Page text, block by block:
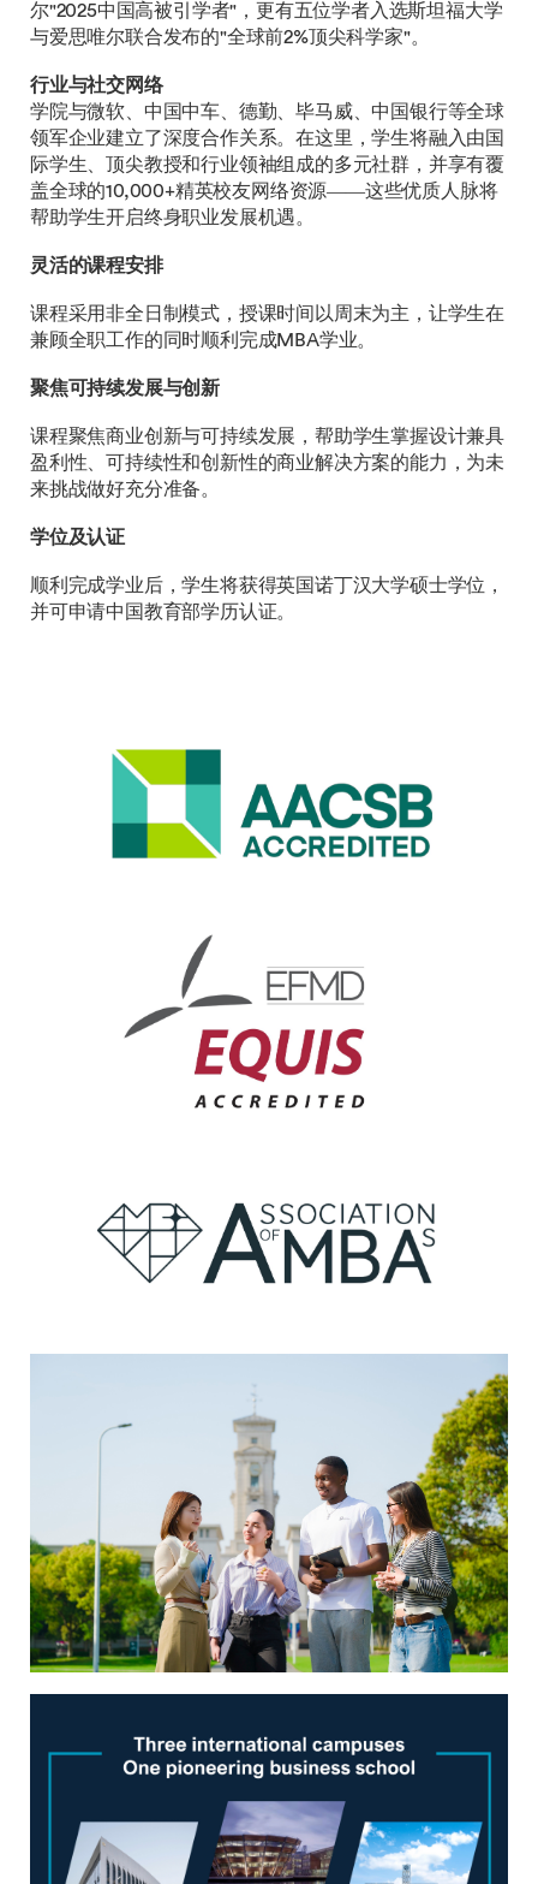
尔"2025中国高被引学者"，更有五位学者入选斯坦福大学
与爱思唯尔联合发布的"全球前2%顶尖科学家"。
行业与社交网络
学院与微软、中国中车、德勤、毕马威、中国银行等全球
领军企业建立了深度合作关系。在这里，学生将融入由国
际学生、顶尖教授和行业领袖组成的多元社群，并享有覆
盖全球的10,000+精英校友网络资源——这些优质人脉将
帮助学生开启终身职业发展机遇。
灵活的课程安排
课程采用非全日制模式，授课时间以周末为主，让学生在
兼顾全职工作的同时顺利完成MBA学业。
聚焦可持续发展与创新
课程聚焦商业创新与可持续发展，帮助学生掌握设计兼具
盈利性、可持续性和创新性的商业解决方案的能力，为未
来挑战做好充分准备。
学位及认证
顺利完成学业后，学生将获得英国诺丁汉大学硕士学位，
并可申请中国教育部学历认证。